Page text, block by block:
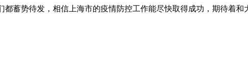
蓄势待发，相信上海市的疫情防控工作能尽快取得成功，期待着和